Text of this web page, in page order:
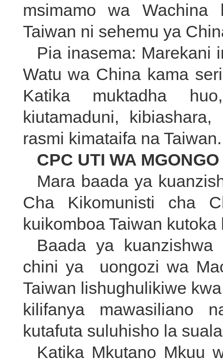
msimamo wa
Taiwan ni sehemu ya
Pia inasema: Marekani
Watu wa China kama
Katika muktadha
kiutamaduni,
rasmi kimataifa na Taiwan.
CPC UTI WA MGONGO
Mara baada ya
Cha Kikomunisti cha
kuikomboa Taiwan
Baada ya
chini ya uongozi wa
Taiwan lishughulikiwe
kilifanya mawasiliano
kutafuta suluhisho la
Katika Mkutano Mkuu